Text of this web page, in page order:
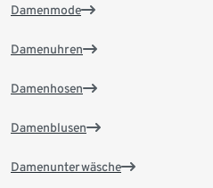
Damenmode
Damenuhren
Damenhosen
Damenblusen
Damenunterwäsche